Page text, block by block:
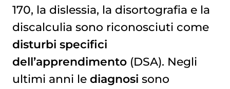
170, la dislessia, la disortografia e la
discalculia sono riconosciuti come
disturbi specifici
dell’apprendimento(DSA). Negli
ultimi anni le diagnosi sono